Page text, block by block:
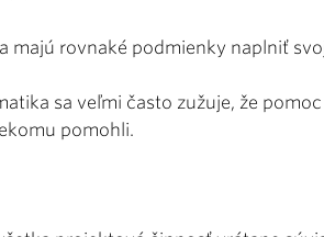
majú rovnaké podmienky naplniť
sa veľmi často zužuje, že
pomohli.